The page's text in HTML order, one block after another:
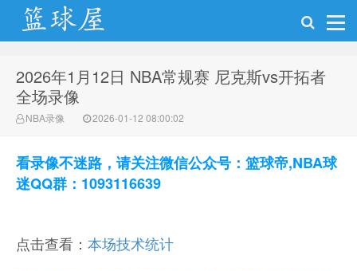
NBA录像网
2026年1月12日 NBA常规赛 尼克斯vs开拓者
全场录像
NBA录像 2026-01-12 08:00:02
看录像不迷路，请关注微信公众号：篮球帝,NBA球
迷QQ群：1093116639
点击查看： 本场技术统计